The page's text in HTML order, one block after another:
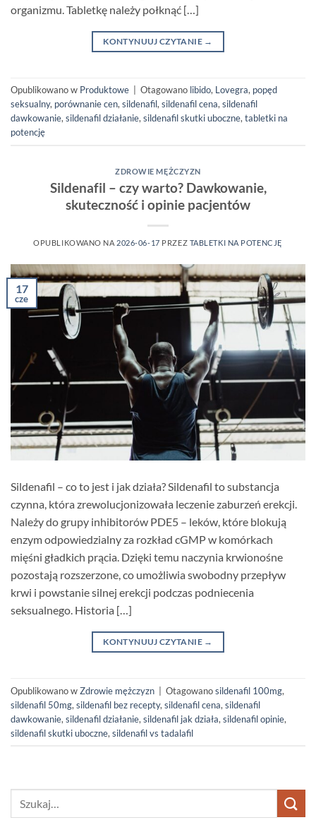
organizmu. Tabletkę należy połknąć […]
KONTYNUUJ CZYTANIE →
Opublikowano w Produktowe Otagowano libido, Lovegra, popęd
seksualny, porównanie cen,sildenafil,sildenafil cena,sildenafil
dawkowanie,sildenafil działanie,sildenafil skutki uboczne,tabletki na
potencję
ZDROWIE MĘŻCZYZN
Sildenafil – czy warto? Dawkowanie,
skuteczność i opinie pacjentów
OPUBLIKOWANO NA 2026-06-17 PRZEZ TABLETKI NA POTENCJĘ
17
cze
Sildenafil – co to jest i jak działa? Sildenafil to substancja
czynna, która zrewolucjonizowała leczenie zaburzeń erekcji.
Należy do grupy inhibitorów PDE5 – leków, które blokują
enzym odpowiedzialny za rozkład cGMP w komórkach
mięśni gładkich prącia. Dzięki temu naczynia krwionośne
pozostają rozszerzone, co umożliwia swobodny przepływ
krwi i powstanie silnej erekcji podczas podniecenia
seksualnego. Historia […]
KONTYNUUJ CZYTANIE →
Opublikowano wZdrowie mężczyzn Otagowanosildenafil 100mg,
sildenafil 50mg, sildenafil bez recepty, sildenafil cena, sildenafil
dawkowanie, sildenafil działanie, sildenafil jak działa, sildenafil opinie,
sildenafil skutki uboczne, sildenafil vs tadalafil